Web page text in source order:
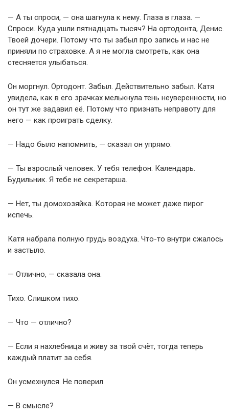
— А ты спроси, — она шагнула к нему. Глаза в глаза. —
Спроси. Куда ушли пятнадцать тысяч? На ортодонта, Денис.
Твоей дочери. Потому что ты забыл про запись и нас не
приняли по страховке. А я не могла смотреть, как она
стесняется улыбаться.
Он моргнул. Ортодонт. Забыл. Действительно забыл. Катя
увидела, как в его зрачках мелькнула тень неуверенности, но
он тут же задавил её. Потому что признать неправоту для
него — как проиграть сделку.
— Надо было напомнить, — сказал он упрямо.
— Ты взрослый человек. У тебя телефон. Календарь.
Будильник. Я тебе не секретарша.
— Нет, ты домохозяйка. Которая не может даже пирог
испечь.
Катя набрала полную грудь воздуха. Что-то внутри сжалось
и застыло.
— Отлично, — сказала она.
Тихо. Слишком тихо.
— Что — отлично?
— Если я нахлебница и живу за твой счёт, тогда теперь
каждый платит за себя.
Он усмехнулся. Не поверил.
— В смысле?